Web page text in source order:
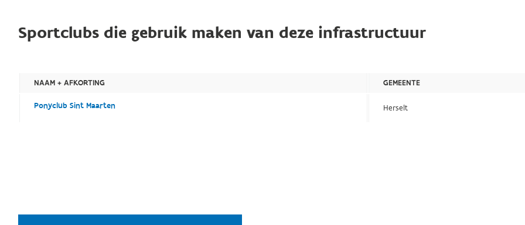
Sportclubs die gebruik maken van deze infrastructuur
NAAM + AFKORTING GEMEENTE
Ponyclub Sint Maarten Herselt